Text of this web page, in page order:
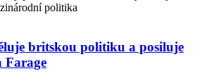
politika
britskou politiku a posiluje
Farage